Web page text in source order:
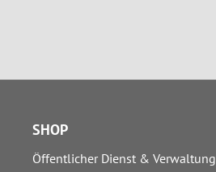
SHOP
Öffentlicher Dienst & Verwaltung